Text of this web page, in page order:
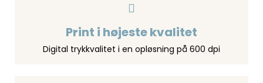
Print i højeste kvalitet
Digital trykkvalitet i en opløsning på 600 dpi